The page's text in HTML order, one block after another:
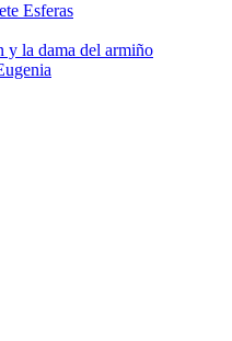
Esferas
y la dama del armiño